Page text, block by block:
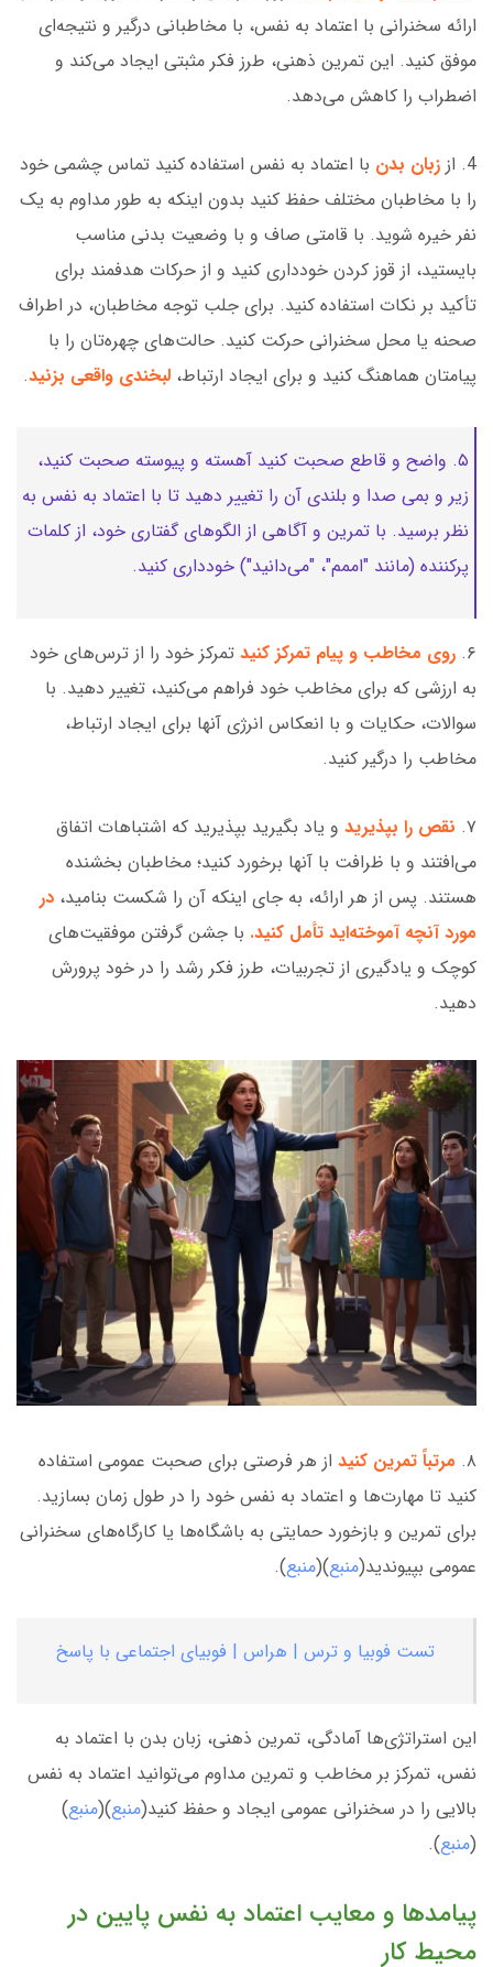
ارائه سخنرانی با اعتماد به نفس، با مخاطبانی درگیر و نتیجه‌ای
موفق کنید. این تمرین ذهنی، طرز فکر مثبتی ایجاد می‌کند و
اضطراب را کاهش می‌دهد.
4. از زبان بدن با اعتماد به نفس استفاده کنید تماس چشمی خود
را با مخاطبان مختلف حفظ کنید بدون اینکه به طور مداوم به یک
نفر خیره شوید. با قامتی صاف و با وضعیت بدنی مناسب
بایستید، از قوز کردن خودداری کنید و از حرکات هدفمند برای
تأکید بر نکات استفاده کنید. برای جلب توجه مخاطبان، در اطراف
صحنه یا محل سخنرانی حرکت کنید. حالت‌های چهره‌تان را با
پیامتان هماهنگ کنید و برای ایجاد ارتباط، لبخندی واقعی بزنید.
۵. واضح و قاطع صحبت کنید آهسته و پیوسته صحبت کنید،
زیر و بمی صدا و بلندی آن را تغییر دهید تا با اعتماد به نفس به
نظر برسید. با تمرین و آگاهی از الگوهای گفتاری خود، از کلمات
پرکننده (مانند "اممم"، "می‌دانید") خودداری کنید.
۶. روی مخاطب و پیام تمرکز کنید تمرکز خود را از ترس‌های خود
به ارزشی که برای مخاطب خود فراهم می‌کنید، تغییر دهید. با
سوالات، حکایات و با انعکاس انرژی آنها برای ایجاد ارتباط،
مخاطب را درگیر کنید.
۷. نقص را بپذیرید و یاد بگیرید بپذیرید که اشتباهات اتفاق
می‌افتند و با ظرافت با آنها برخورد کنید؛ مخاطبان بخشنده
هستند. پس از هر ارائه، به جای اینکه آن را شکست بنامید، در
مورد آنچه آموخته‌اید تأمل کنید. با جشن گرفتن موفقیت‌های
کوچک و یادگیری از تجربیات، طرز فکر رشد را در خود پرورش
دهید.
۸. مرتباً تمرین کنید از هر فرصتی برای صحبت عمومی استفاده
کنید تا مهارت‌ها و اعتماد به نفس خود را در طول زمان بسازید.
برای تمرین و بازخورد حمایتی به باشگاه‌ها یا کارگاه‌های سخنرانی
عمومی بپیوندید(منبع)(منبع).
تست فوبیا و ترس | هراس | فوبیای اجتماعی با پاسخ
این استراتژی‌ها آمادگی، تمرین ذهنی، زبان بدن با اعتماد به
نفس، تمرکز بر مخاطب و تمرین مداوم می‌توانید اعتماد به نفس
بالایی را در سخنرانی عمومی ایجاد و حفظ کنید(منبع)(منبع)
(منبع).
پیامدها و معایب اعتماد به نفس پایین در
محیط کار